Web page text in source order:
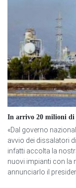
In arrivo 20 milioni di
«Dal governo
avvio dei dissalatori
infatti accolta la
nuovi impianti con la
annunciarlo il